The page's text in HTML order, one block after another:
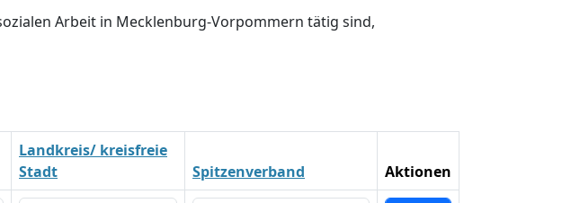
Arbeit in Mecklenburg-Vorpommern tätig sind,
Landkreis/ kreisfreie
Stadt
Spitzenverband Aktionen